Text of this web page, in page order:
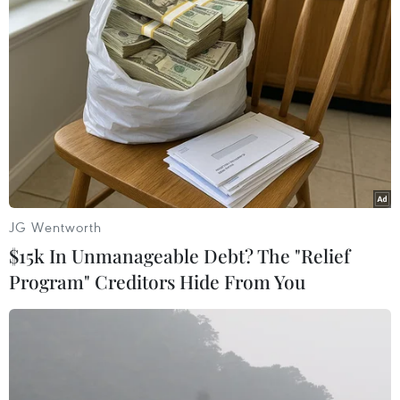
Theo dõi VietnamPlus
TIN LIÊN QUAN
JG Wentworth
$15k In Unmanageable Debt? The "Relief
Program" Creditors Hide From You